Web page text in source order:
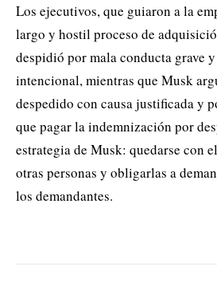
Los ejecutivos, que guiaron a la
largo y hostil proceso de
despidió por mala conducta grave
intencional, mientras que Musk
despedido con causa justificada y
que pagar la indemnización por
estrategia de Musk: quedarse con
otras personas y obligarlas a
los demandantes.